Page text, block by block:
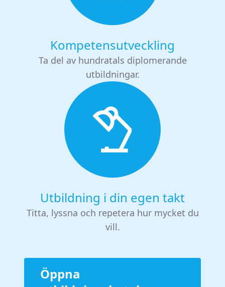
Kompetensutveckling
Ta del av hundratals diplomerande
utbildningar.
Utbildning i din egen takt
Titta, lyssna och repetera hur mycket du
vill.
Öppna